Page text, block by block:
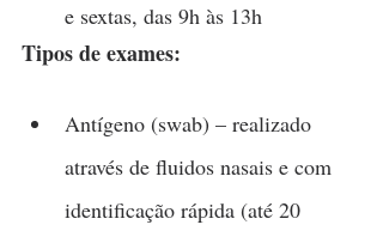
e sextas, das 9h às 13h
Tipos de exames:
Antígeno (swab) – realizado
através de fluidos nasais e com
identificação rápida (até 20